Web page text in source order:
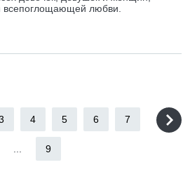
любви.
4 5 6 7
9